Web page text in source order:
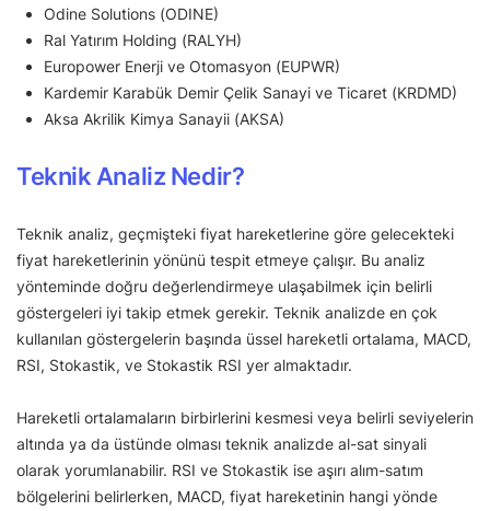
Odine Solutions (ODINE)
Ral Yatırım Holding (RALYH)
Europower Enerji ve Otomasyon (EUPWR)
Kardemir Karabük Demir Çelik Sanayi ve Ticaret (KRDMD)
Aksa Akrilik Kimya Sanayii (AKSA)
Teknik Analiz Nedir?
Teknik analiz, geçmişteki fiyat hareketlerine göre gelecekteki
fiyat hareketlerinin yönünü tespit etmeye çalışır. Bu analiz
yönteminde doğru değerlendirmeye ulaşabilmek için belirli
göstergeleri iyi takip etmek gerekir. Teknik analizde en çok
kullanılan göstergelerin başında üssel hareketli ortalama, MACD,
RSI, Stokastik, ve Stokastik RSI yer almaktadır.
Hareketli ortalamaların birbirlerini kesmesi veya belirli seviyelerin
altında ya da üstünde olması teknik analizde al-sat sinyali
olarak yorumlanabilir. RSI ve Stokastik ise aşırı alım-satım
bölgelerini belirlerken, MACD, fiyat hareketinin hangi yönde